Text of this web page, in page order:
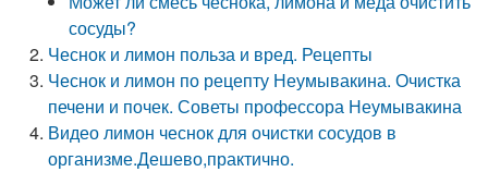
сосуды?
Чеснок и лимон польза и вред. Рецепты
Чеснок и лимон по рецепту Неумывакина. Очистка
печени и почек. Советы профессора Неумывакина
Видео лимон чеснок для очистки сосудов в
организме.Дешево,практично.